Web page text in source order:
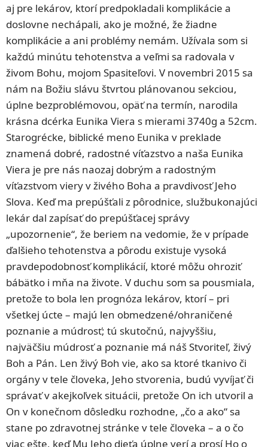
aj pre lekárov, ktorí predpokladali komplikácie a
doslovne nechápali, ako je možné, že žiadne
komplikácie a ani problémy nemám. Užívala som si
každú minútu tehotenstva a veľmi sa radovala v
živom Bohu, mojom Spasiteľovi. V novembri 2015 sa
nám na Božiu slávu štvrtou plánovanou sekciou,
úplne bezproblémovou, opäť na termín, narodila
krásna dcérka Eunika Viera s mierami 3740g a 52cm.
Starogrécke, biblické meno Eunika v preklade
znamená dobré, radostné víťazstvo a naša Eunika
Viera je pre nás naozaj dobrým a radostným
víťazstvom viery v živého Boha a pravdivosť Jeho
Slova. Keď ma prepúšťali z pôrodnice, službukonajúci
lekár dal zapísať do prepúšťacej správy
„upozornenie“, že beriem na vedomie, že v prípade
ďalšieho tehotenstva a pôrodu existuje vysoká
pravdepodobnosť komplikácií, ktoré môžu ohroziť
bábätko i mňa na živote. V duchu som sa pousmiala,
pretože to bola len prognóza lekárov, ktorí – pri
všetkej úcte – majú len obmedzené/ohraničené
poznanie a múdrosť; tú skutočnú, najvyššiu,
najväčšiu múdrosť a poznanie má náš Stvoriteľ, živý
Boh a Pán. Len živý Boh vie, ako sa ktoré tkanivo či
orgány v tele človeka, Jeho stvorenia, budú vyvíjať či
správať v akejkoľvek situácii, pretože On ich utvoril a
On v konečnom dôsledku rozhodne, „čo a ako“ sa
stane po zdravotnej stránke v tele človeka – a o čo
viac ešte, keď Mu Jeho dieťa úplne verí a prosí Ho o